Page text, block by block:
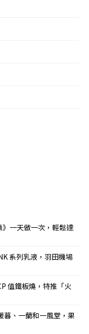
一天做一次，輕鬆達
系列乳液，羽田機場
值鐵板燒，特推「火
、一蘭和一風堂，果